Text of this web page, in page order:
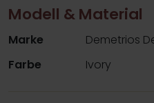
Modell & Material
Marke
Demetrios
Farbe
Ivory